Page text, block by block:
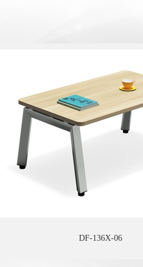
DF-136X-06